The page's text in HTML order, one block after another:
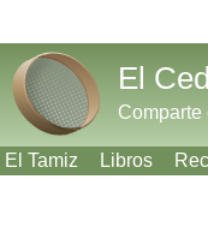
El
Comparte
El Tamiz Libros